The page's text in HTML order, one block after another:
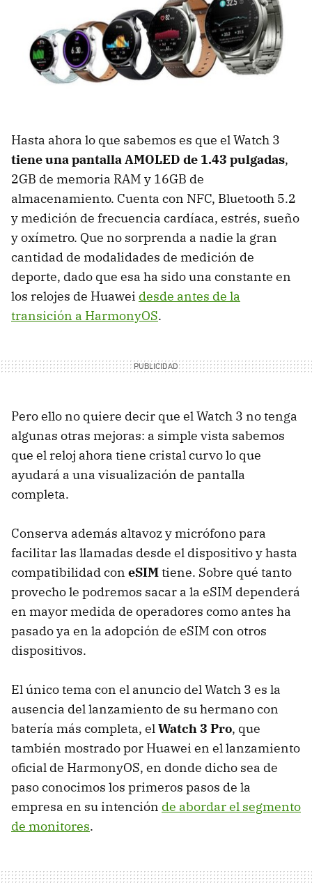
Hasta ahora lo que sabemos es que el Watch 3
tiene una pantalla AMOLED de 1.43 pulgadas,
2GB de memoria RAM y 16GB de
almacenamiento. Cuenta con NFC, Bluetooth 5.2
y medición de frecuencia cardíaca, estrés, sueño
y oxímetro. Que no sorprenda a nadie la gran
cantidad de modalidades de medición de
deporte, dado que esa ha sido una constante en
los relojes de Huawei desde antes de la
transición a HarmonyOS.
Pero ello no quiere decir que el Watch 3 no tenga
algunas otras mejoras: a simple vista sabemos
que el reloj ahora tiene cristal curvo lo que
ayudará a una visualización de pantalla
completa.
Conserva además altavoz y micrófono para
facilitar las llamadas desde el dispositivo y hasta
compatibilidad con eSIMtiene. Sobre qué tanto
provecho le podremos sacar a la eSIM dependerá
en mayor medida de operadores como antes ha
pasado ya en la adopción de eSIM con otros
dispositivos.
El único tema con el anuncio del Watch 3 es la
ausencia del lanzamiento de su hermano con
batería más completa, el Watch 3 Pro, que
también mostrado por Huawei en el lanzamiento
oficial de HarmonyOS, en donde dicho sea de
paso conocimos los primeros pasos de la
empresa en su intención de abordar el segmento
de monitores.